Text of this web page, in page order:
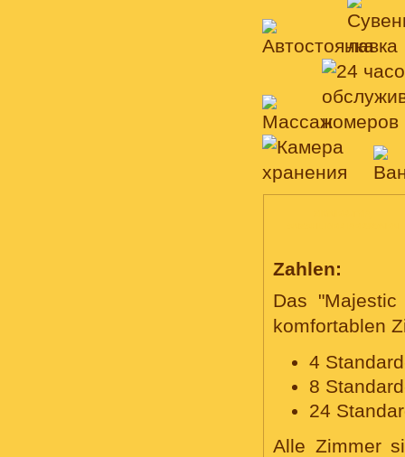
Zahlen:
Das
komfortablen
4
8
24
Alle Zimmer